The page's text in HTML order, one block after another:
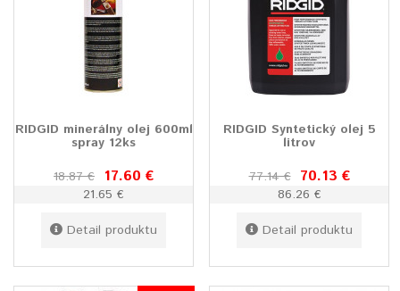
RIDGID minerálny olej 600ml
spray 12ks
18.87 € 17.60 €
21.65 €
Detail produktu
RIDGID Syntetický olej 5
litrov
77.14 € 70.13 €
86.26 €
Detail produktu